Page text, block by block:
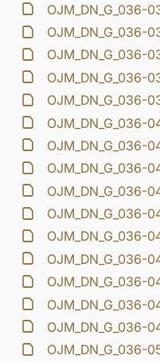
OJM_DN_G_036-
OJM_DN_G_036-
OJM_DN_G_036-
OJM_DN_G_036-
OJM_DN_G_036-
OJM_DN_G_036-
OJM_DN_G_036-
OJM_DN_G_036-
OJM_DN_G_036-
OJM_DN_G_036-
OJM_DN_G_036-
OJM_DN_G_036-
OJM_DN_G_036-
OJM_DN_G_036-
OJM_DN_G_036-
OJM_DN_G_036-